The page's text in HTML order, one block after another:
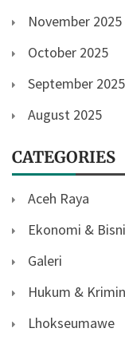
November 2025
October 2025
September 2025
August 2025
CATEGORIES
Aceh Raya
Ekonomi &
Galeri
Hukum &
Lhokseumawe